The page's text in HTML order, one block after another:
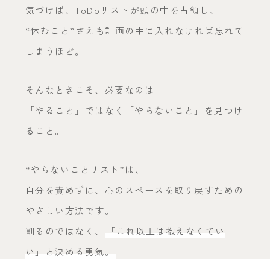
気づけば、ToDoリストが頭の中を占領し、
“休むこと”さえも計画の中に入れなければ忘れて
しまうほど。
そんなときこそ、必要なのは
「やること」ではなく「やらないこと」を見つけ
ること。
“やらないことリスト”は、
自分を責めずに、心のスペースを取り戻すための
やさしい方法です。
削るのではなく、
「これ以上は抱えなくてい
い」と決める勇気。